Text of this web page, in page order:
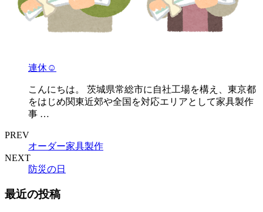
連休☺
こんにちは。 茨城県常総市に自社工場を構え、東京都
をはじめ関東近郊や全国を対応エリアとして家具製作
事 …
PREV
オーダー家具製作
NEXT
防災の日
最近の投稿